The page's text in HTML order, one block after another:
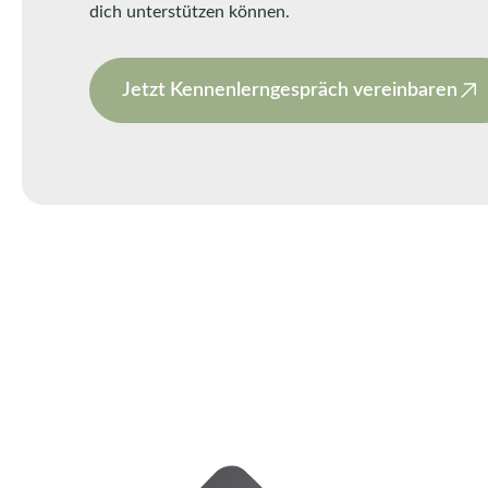
dich unterstützen können.
Jetzt Kennenlerngespräch vereinbaren